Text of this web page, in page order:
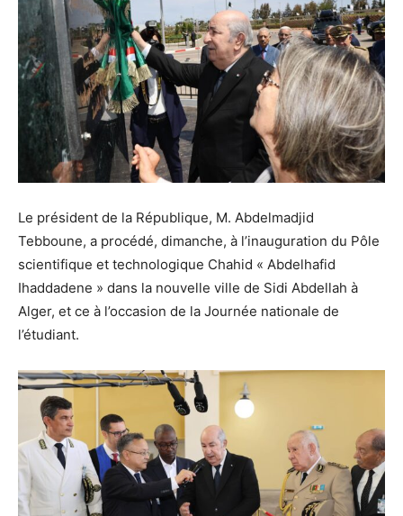
Le président de la République, M. Abdelmadjid
Tebboune, a procédé, dimanche, à l’inauguration du Pôle
scientifique et technologique Chahid « Abdelhafid
Ihaddadene » dans la nouvelle ville de Sidi Abdellah à
Alger, et ce à l’occasion de la Journée nationale de
l’étudiant.